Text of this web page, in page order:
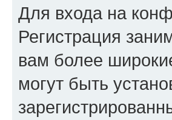
Для входа на
Регистрация
вам более
могут быть